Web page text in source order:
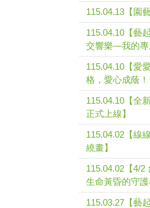
115.04.13【園
115.04.10【藝
交響樂—我的專
115.04.10【愛
格，愛心成蔭！
115.04.10【全
正式上線】
115.04.02【線
繞畫】
115.04.02【4/2
生命黃昏的守護
115.03.27【藝